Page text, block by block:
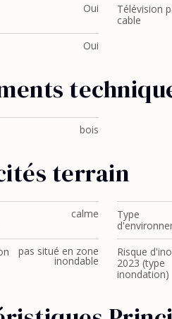
Oui
Télévision
cable
Oui
bois
terrain
calme
Type
pas situé en zone
inondable
Risque
2023 (type
inondation)